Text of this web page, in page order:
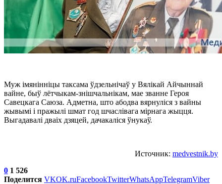
Муж імянінніцы таксама ўдзельнічаў у Вялікай Айчыннай
вайне, быў лётчыкам-знішчальнікам, мае званне Героя
Савецкага Саюза. Адметна, што абодва вярнуліся з вайны
жывымі і пражылі шмат год шчаслівага мірнага жыцця.
Выгадавалі дваіх дзяцей, дачакаліся ўнукаў.
Источник: medvestnik.by
0 1 526
Поделится VKOK.ruFacebookTwitterWhatsAppTelegramViber